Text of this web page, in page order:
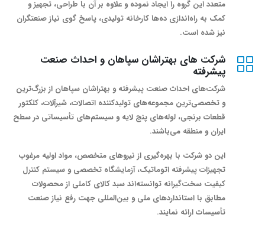
متعدد این گروه را ایجاد نموده و علاوه بر آن با طراحی، تجهیز و
کمک به راه‌اندازی ده‌ها کارخانه تولیدی، پاسخ گوی نیاز صنعتگران
نیز شده است.
شرکت های بهتراشان سپاهان و احداث صنعت
پیشرفته
شرکت‌های احداث صنعت پیشرفته و بهتراشان سپاهان از بزرگ‌ترین
و تخصصی‌ترین مجموعه‌های تولیدکننده اتصالات، شیرآلات، کلکتور
قطعات برنجی، لوله‌های پنج لایه و سیستم‌های تأسیساتی در سطح
ایران و منطقه می‌باشند.
این دو شرکت با بهره‌گیری از نیروهای متخصص، مواد اولیه مرغوب
تجهیزات پیشرفته اتوماتیک، آزمایشگاه تخصصی و سیستم کنترل
کیفیت سخت‌گیرانه توانسته‌اند سبد کالای کاملی از محصولات
مطابق با استانداردهای ملی و بین‌المللی جهت رفع نیاز صنعت
تأسیسات ارائه نمایند.